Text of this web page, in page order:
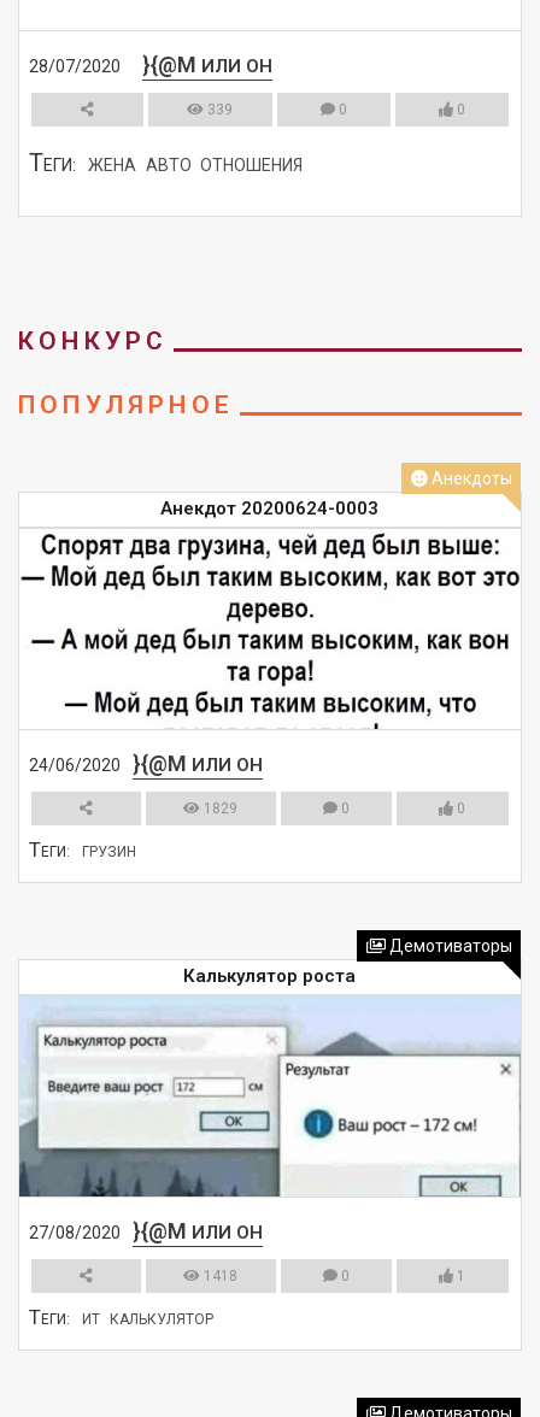
28/07/2020 }{@M ИЛИ ОН
339 0 0
ТЕГИ: ЖЕНА АВТО ОТНОШЕНИЯ
КОНКУРС
ПОПУЛЯРНОЕ
Анекдот 20200624-0003
24/06/2020 }{@M ИЛИ ОН
1829 0 0
Анекдоты
ТЕГИ: ГРУЗИН
Калькулятор роста
27/08/2020 }{@M ИЛИ ОН
1418 0 1
Демотиваторы
ТЕГИ: ИТ КАЛЬКУЛЯТОР
Демотиваторы